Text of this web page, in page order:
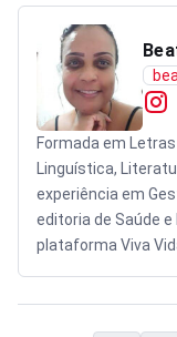
Formada em
Linguística,
experiência em
editoria de Saúde e
plataforma Viva